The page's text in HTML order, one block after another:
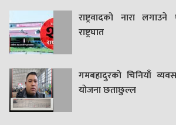
राष्ट्रवादको नारा
राष्ट्रघात
गमबहादुरकाे चिनियाँ
याेजना छताछुल्ल